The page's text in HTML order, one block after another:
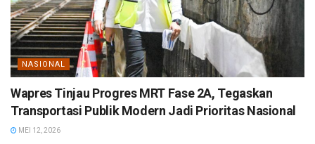
NASIONAL
Wapres Tinjau Progres MRT Fase 2A, Tegaskan
Transportasi Publik Modern Jadi Prioritas Nasional
MEI 12, 2026